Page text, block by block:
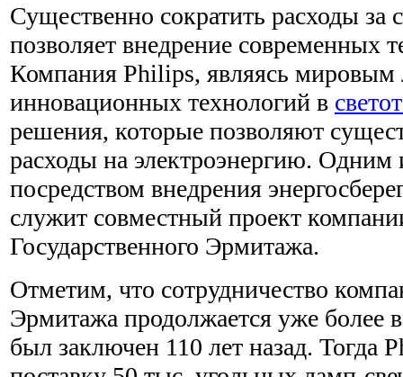
Существенно сократить расходы за
позволяет внедрение современных
Компания Philips, являясь мировым
инновационных технологий в
решения, которые позволяют
расходы на электроэнергию.
посредством внедрения
служит совместный проект
Государственного Эрмитажа.
Отметим, что сотрудничество
Эрмитажа продолжается уже более
был заключен 110 лет назад. Тогда